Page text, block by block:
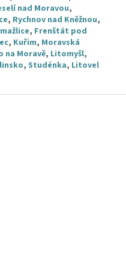
nad Moravou,
, Rychnov nad Kněžnou,
, Frenštát pod
, Kuřim, Moravská
na Moravě, Litomyšl,
, Studénka, Litovel